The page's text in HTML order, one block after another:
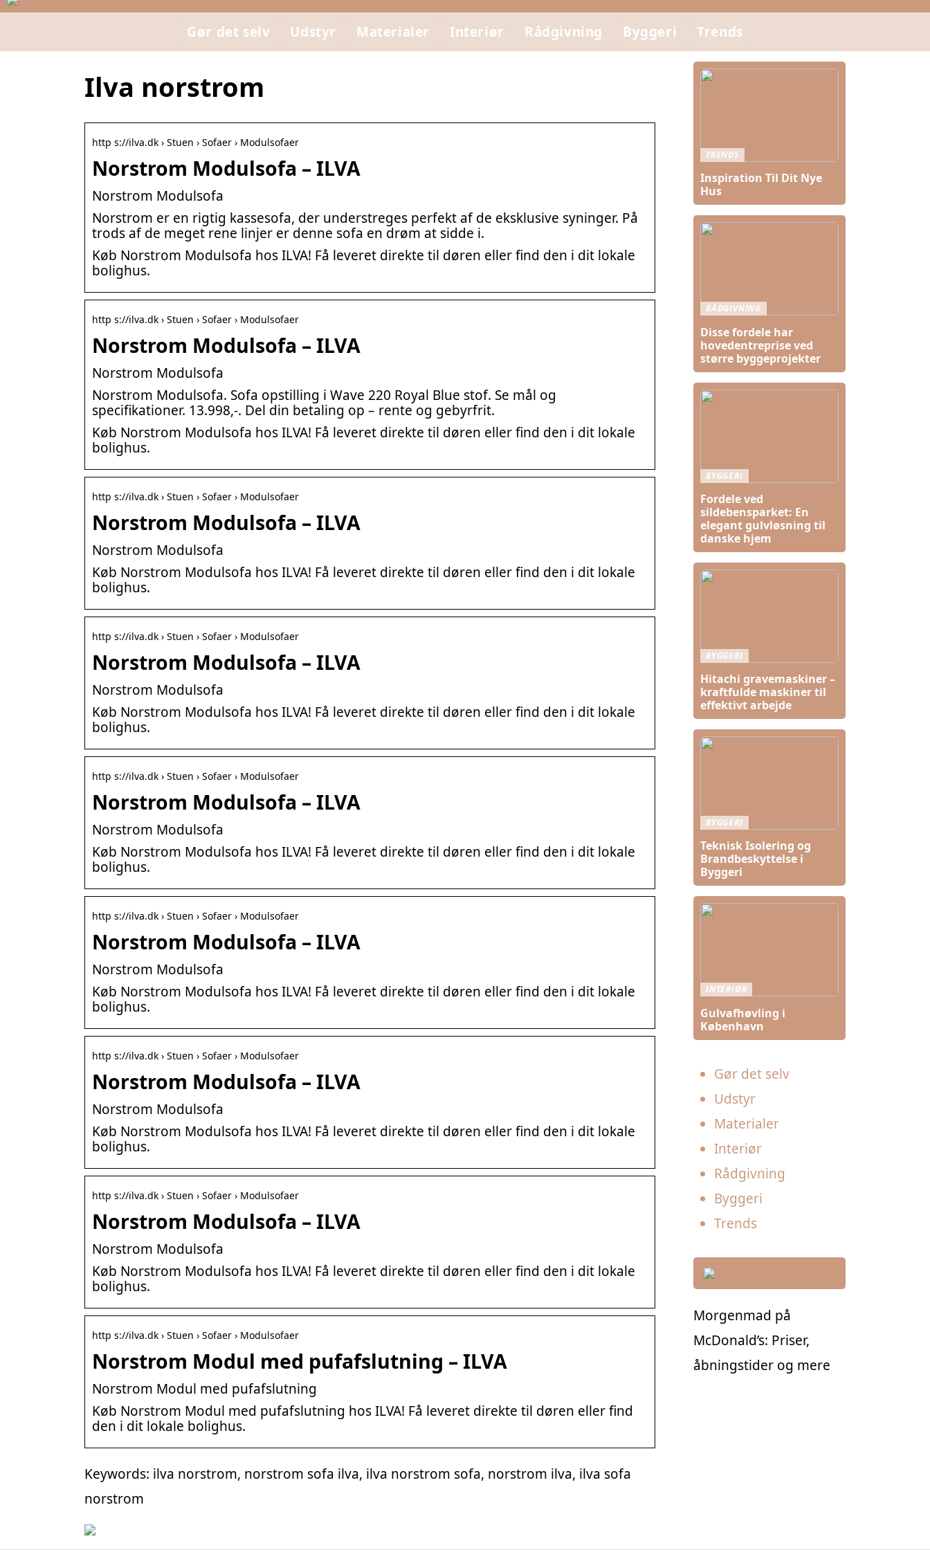
Gør det selv Udstyr Materialer Interiør Rådgivning Byggeri Trends
Ilva norstrom
http s://ilva.dk › Stuen › Sofaer › Modulsofaer
Norstrom Modulsofa – ILVA
Norstrom Modulsofa
Norstrom er en rigtig kassesofa, der understreges perfekt af de eksklusive syninger. På
trods af de meget rene linjer er denne sofa en drøm at sidde i.
Køb Norstrom Modulsofa hos ILVA! Få leveret direkte til døren eller find den i dit lokale
bolighus.
http s://ilva.dk › Stuen › Sofaer › Modulsofaer
Norstrom Modulsofa – ILVA
Norstrom Modulsofa
Norstrom Modulsofa. Sofa opstilling i Wave 220 Royal Blue stof. Se mål og
specifikationer. 13.998,-. Del din betaling op – rente og gebyrfrit.
Køb Norstrom Modulsofa hos ILVA! Få leveret direkte til døren eller find den i dit lokale
bolighus.
http s://ilva.dk › Stuen › Sofaer › Modulsofaer
Norstrom Modulsofa – ILVA
Norstrom Modulsofa
Køb Norstrom Modulsofa hos ILVA! Få leveret direkte til døren eller find den i dit lokale
bolighus.
http s://ilva.dk › Stuen › Sofaer › Modulsofaer
Norstrom Modulsofa – ILVA
Norstrom Modulsofa
Køb Norstrom Modulsofa hos ILVA! Få leveret direkte til døren eller find den i dit lokale
bolighus.
http s://ilva.dk › Stuen › Sofaer › Modulsofaer
Norstrom Modulsofa – ILVA
Norstrom Modulsofa
Køb Norstrom Modulsofa hos ILVA! Få leveret direkte til døren eller find den i dit lokale
bolighus.
http s://ilva.dk › Stuen › Sofaer › Modulsofaer
Norstrom Modulsofa – ILVA
Norstrom Modulsofa
Køb Norstrom Modulsofa hos ILVA! Få leveret direkte til døren eller find den i dit lokale
bolighus.
http s://ilva.dk › Stuen › Sofaer › Modulsofaer
Norstrom Modulsofa – ILVA
Norstrom Modulsofa
Køb Norstrom Modulsofa hos ILVA! Få leveret direkte til døren eller find den i dit lokale
bolighus.
http s://ilva.dk › Stuen › Sofaer › Modulsofaer
Norstrom Modulsofa – ILVA
Norstrom Modulsofa
Køb Norstrom Modulsofa hos ILVA! Få leveret direkte til døren eller find den i dit lokale
bolighus.
http s://ilva.dk › Stuen › Sofaer › Modulsofaer
Norstrom Modul med pufafslutning – ILVA
Norstrom Modul med pufafslutning
Køb Norstrom Modul med pufafslutning hos ILVA! Få leveret direkte til døren eller find
den i dit lokale bolighus.
Keywords: ilva norstrom, norstrom sofa ilva, ilva norstrom sofa, norstrom ilva, ilva sofa
norstrom
TRENDS
Inspiration Til Dit Nye
Hus
RÅDGIVNING
Disse fordele har
hovedentreprise ved
større byggeprojekter
BYGGERI
Fordele ved
sildebensparket: En
elegant gulvløsning til
danske hjem
BYGGERI
Hitachi gravemaskiner –
kraftfulde maskiner til
effektivt arbejde
BYGGERI
Teknisk Isolering og
Brandbeskyttelse i
Byggeri
INTERIØR
Gulvafhøvling i
København
Gør det selv
Udstyr
Materialer
Interiør
Rådgivning
Byggeri
Trends
Morgenmad på
McDonald’s: Priser,
åbningstider og mere